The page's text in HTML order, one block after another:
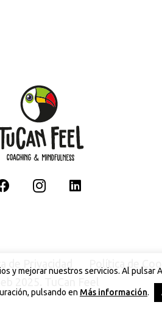
Política de
y mejorar nuestros servicios. Al
pulsando en Más información.